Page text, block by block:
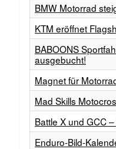
BMW Motorrad
KTM eröffnet
BABOONS
ausgebucht!
Magnet für
Mad Skills
Battle X und GCC
Enduro-Bild-